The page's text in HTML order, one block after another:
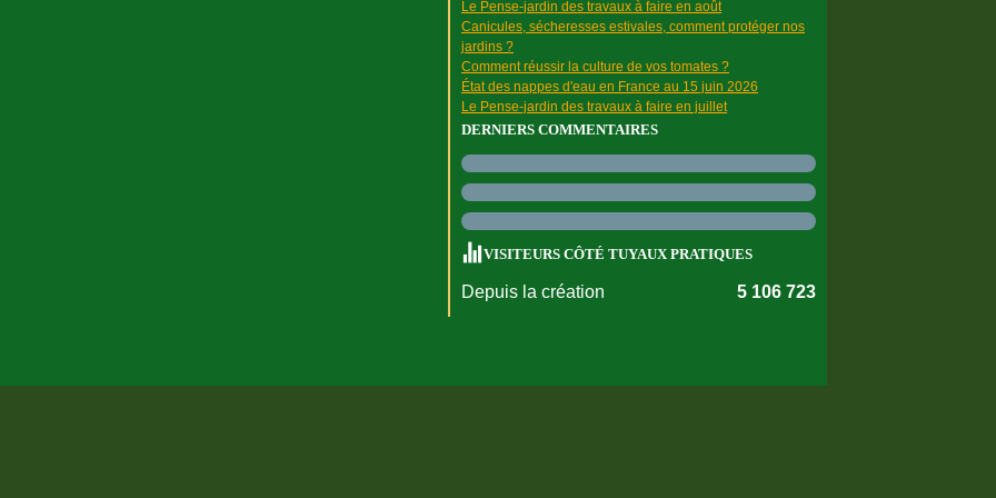
Le Pense-jardin des travaux à faire en août
Canicules, sécheresses estivales, comment protéger nos
jardins ?
Comment réussir la culture de vos tomates ?
État des nappes d'eau en France au 15 juin 2026
Le Pense-jardin des travaux à faire en juillet
DERNIERS COMMENTAIRES
VISITEURS CÔTÉ TUYAUX PRATIQUES
Depuis la création 5 106 723